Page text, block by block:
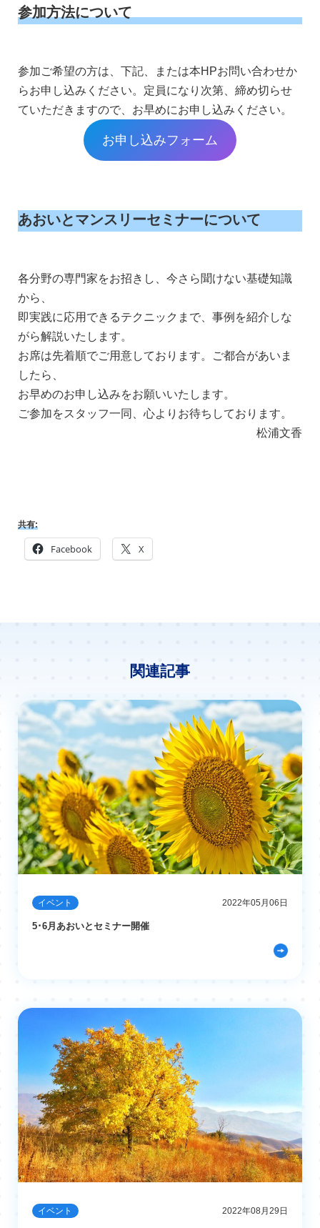
参加方法について
参加ご希望の方は、下記、または本HPお問い合わせか
らお申し込みください。定員になり次第、締め切らせ
ていただきますので、お早めにお申し込みください。
お申し込みフォーム
あおいとマンスリーセミナーについて
各分野の専門家をお招きし、今さら聞けない基礎知識
から、
即実践に応用できるテクニックまで、事例を紹介しな
がら解説いたします。
お席は先着順でご用意しております。ご都合があいま
したら、
お早めのお申し込みをお願いいたします。
ご参加をスタッフ一同、心よりお待ちしております。
松浦文香
共有:
Facebook X
関連記事
イベント 2022年05月06日
5･6月あおいとセミナー開催
イベント 2022年08月29日